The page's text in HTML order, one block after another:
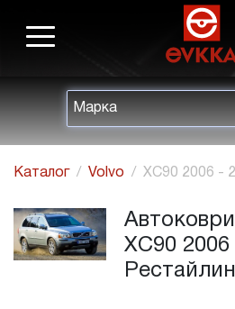
Каталог Volvo XC90 2006 -
XC90 2006